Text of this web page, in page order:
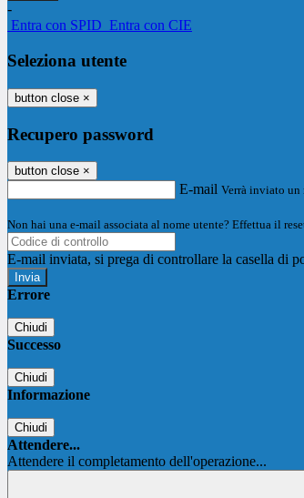
-
Entra con SPID Entra con CIE
Seleziona utente
button close ×
Recupero password
button close ×
E-mail Verrà inviato un
Non hai una e-mail associata al nome utente? Effettua il
E-mail inviata, si prega di controllare la casella di
Errore
Chiudi
Successo
Chiudi
Informazione
Chiudi
Attendere...
Attendere il completamento dell'operazione...